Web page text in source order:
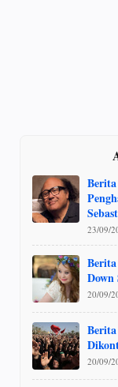
23/09/
20/09/
20/09/